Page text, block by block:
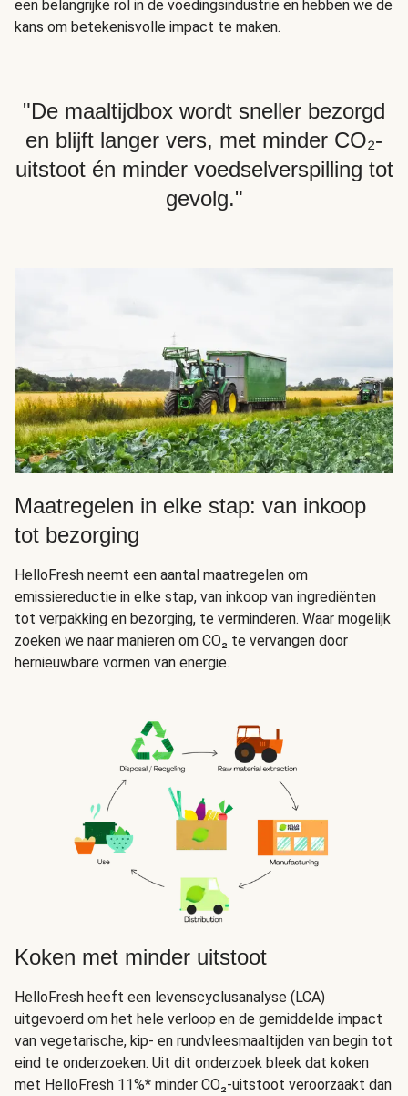
een belangrijke rol in de voedingsindustrie en hebben we de
kans om betekenisvolle impact te maken.
"De maaltijdbox wordt sneller bezorgd
en blijft langer vers, met minder CO₂-
uitstoot én minder voedselverspilling tot
gevolg."
Maatregelen in elke stap: van inkoop
tot bezorging
HelloFresh neemt een aantal maatregelen om
emissiereductie in elke stap, van inkoop van ingrediënten
tot verpakking en bezorging, te verminderen. Waar mogelijk
zoeken we naar manieren om CO₂ te vervangen door
hernieuwbare vormen van energie.
Koken met minder uitstoot
HelloFresh heeft een levenscyclusanalyse (LCA)
uitgevoerd om het hele verloop en de gemiddelde impact
van vegetarische, kip- en rundvleesmaaltijden van begin tot
eind te onderzoeken. Uit dit onderzoek bleek dat koken
met HelloFresh 11%* minder CO₂-uitstoot veroorzaakt dan